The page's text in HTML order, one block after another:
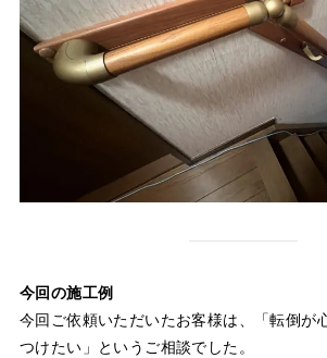
今回の施工例
今回ご依頼いただいたお客様は、「転倒が
つけたい」というご相談でした。